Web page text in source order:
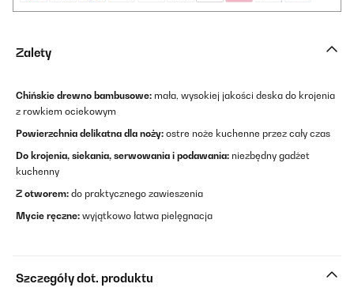
Zalety
Chińskie drewno bambusowe: mała, wysokiej jakości deska do krojenia
z rowkiem ociekowym
Powierzchnia delikatna dla noży: ostre noże kuchenne przez cały czas
Do krojenia, siekania, serwowania i podawania: niezbędny gadżet
kuchenny
Z otworem: do praktycznego zawieszenia
Mycie ręczne: wyjątkowo łatwa pielęgnacja
Szczegóły dot. produktu